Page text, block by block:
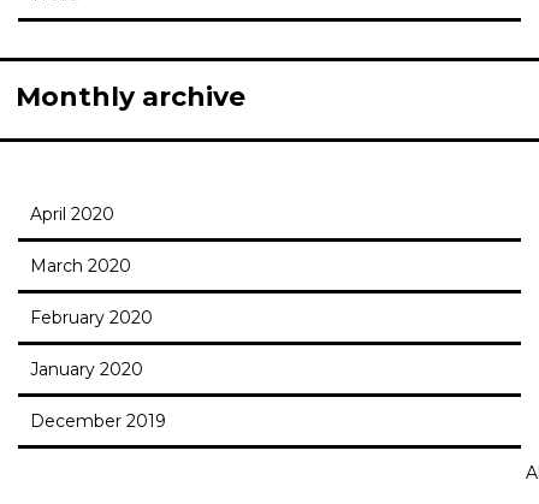
Monthly archive
April 2020
March 2020
February 2020
January 2020
December 2019